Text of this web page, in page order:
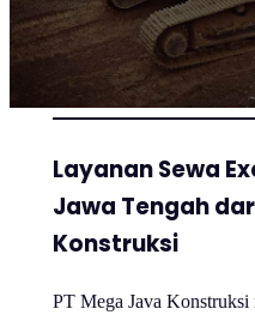
Layanan Sewa
Jawa Tengah
Konstruksi
PT Mega Java